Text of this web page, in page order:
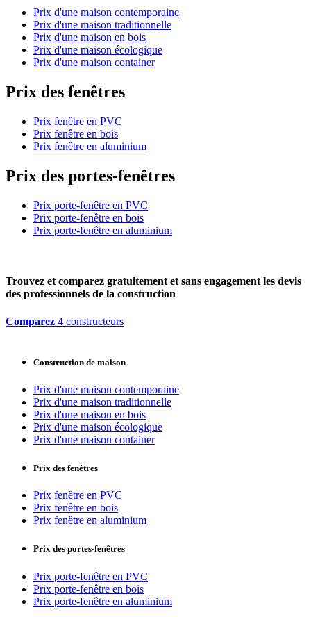
Prix d'une maison contemporaine
Prix d'une maison traditionnelle
Prix d'une maison en bois
Prix d'une maison écologique
Prix d'une maison container
Prix des fenêtres
Prix fenêtre en PVC
Prix fenêtre en bois
Prix fenêtre en aluminium
Prix des portes-fenêtres
Prix porte-fenêtre en PVC
Prix porte-fenêtre en bois
Prix porte-fenêtre en aluminium
Trouvez et comparez gratuitement et sans engagement les devis
des professionnels de la construction
Comparez 4 constructeurs
Construction de maison
Prix d'une maison contemporaine
Prix d'une maison traditionnelle
Prix d'une maison en bois
Prix d'une maison écologique
Prix d'une maison container
Prix des fenêtres
Prix fenêtre en PVC
Prix fenêtre en bois
Prix fenêtre en aluminium
Prix des portes-fenêtres
Prix porte-fenêtre en PVC
Prix porte-fenêtre en bois
Prix porte-fenêtre en aluminium